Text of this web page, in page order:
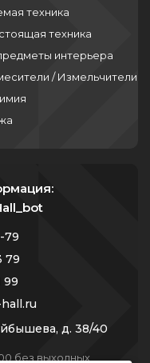
техника
техника
интерьера
/ Измельчители
79
79
99
д. 38/40
без выходных